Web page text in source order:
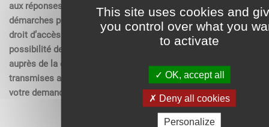
This site uses cookies and
you control over what you
to activate
OK, accept all
Deny all cookies
Personalize
aux réponses contenues dans les demandes effectués sur les
démarches pour les personnes physiques. Elle garantit un
droit d’accès aux données nominatives les concernant et la
possibilité de rectification. Ces droits peuvent être exercés
auprès de la collectivité. Les données recueillies seront
transmises aux services compétents pour l’instruction de
votre demande.
Créer le compte